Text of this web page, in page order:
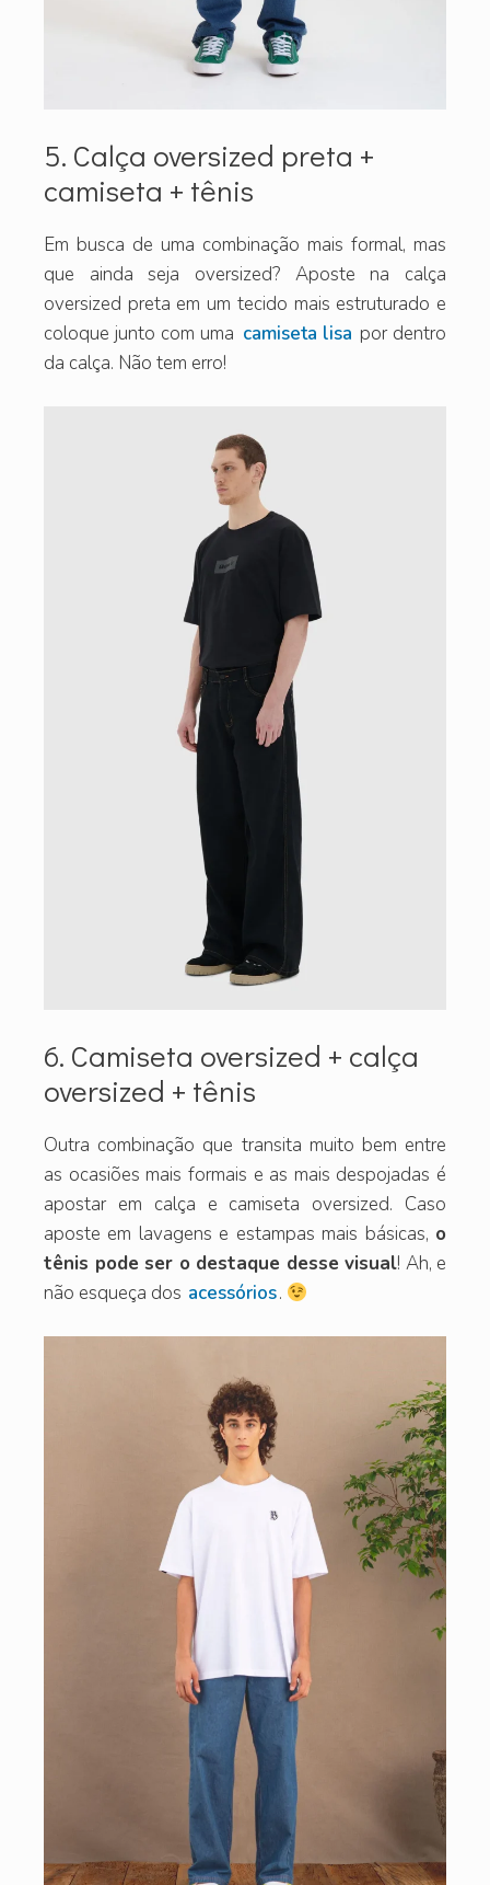
5. Calça oversized preta +
camiseta + tênis
Em busca de uma combinação mais formal, mas
que ainda seja oversized? Aposte na calça
oversized preta em um tecido mais estruturado e
coloque junto com uma camiseta lisa por dentro
da calça. Não tem erro!
6. Camiseta oversized + calça
oversized + tênis
Outra combinação que transita muito bem entre
as ocasiões mais formais e as mais despojadas é
apostar em calça e camiseta oversized. Caso
aposte em lavagens e estampas mais básicas, o
tênis pode ser o destaque desse visual! Ah, e
não esqueça dos acessórios.